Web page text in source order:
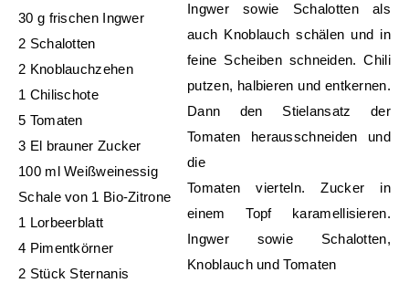
30 g frischen Ingwer
2 Schalotten
2 Knoblauchzehen
1 Chilischote
5 Tomaten
3 El brauner Zucker
100 ml Weißweinessig
Schale von 1 Bio-Zitrone
1 Lorbeerblatt
4 Pimentkörner
2 Stück Sternanis
Ingwer sowie Schalotten als
auch Knoblauch schälen und in
feine Scheiben schneiden. Chili
putzen, halbieren und entkernen.
Dann den Stielansatz der
Tomaten herausschneiden und
die
Tomaten vierteln. Zucker in
einem Topf karamellisieren.
Ingwer sowie Schalotten,
Knoblauch und Tomaten